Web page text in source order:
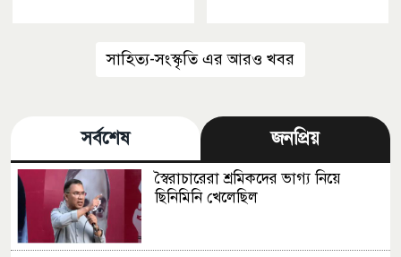
সাহিত্য-সংস্কৃতি এর আরও খবর
সর্বশেষ জনপ্রিয়
স্বৈরাচারেরা শ্রমিকদের ভাগ্য নিয়ে
ছিনিমিনি খেলেছিল